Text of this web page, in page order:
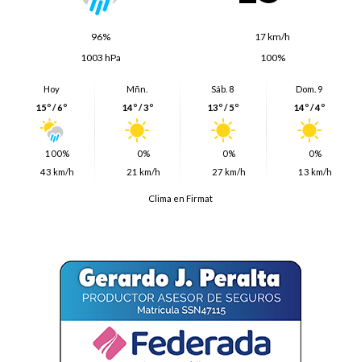
96%
17 km/h
1003 hPa
100%
Hoy
15º / 6º
100%
43 km/h
Mñn.
14º / 3º
0%
21 km/h
Sáb. 8
13º / 5º
0%
27 km/h
Dom. 9
14º / 4º
0%
13 km/h
Clima en Firmat